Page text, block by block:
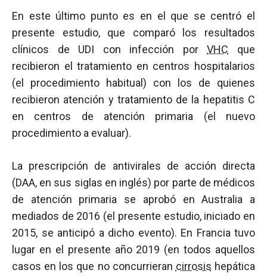
En este último punto es en el que se centró el
presente estudio, que comparó los resultados
clínicos de UDI con infección porVHC que
recibieron el tratamiento en centros hospitalarios
(el procedimiento habitual) con los de quienes
recibieron atención y tratamiento de la hepatitis C
en centros de atención primaria (el nuevo
procedimiento a evaluar).
La prescripción de antivirales de acción directa
(DAA, en sus siglas en inglés) por parte de médicos
de atención primaria se aprobó en Australia a
mediados de 2016 (el presente estudio, iniciado en
2015, se anticipó a dicho evento). En Francia tuvo
lugar en el presente año 2019 (en todos aquellos
casos en los que no concurrieran cirrosis hepática